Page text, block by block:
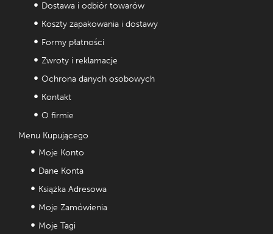
Dostawa i odbiór towarów
Koszty zapakowania i dostawy
Formy płatności
Zwroty i reklamacje
Ochrona danych osobowych
Kontakt
O firmie
Menu Kupującego
Moje Konto
Dane Konta
Książka Adresowa
Moje Zamówienia
Moje Tagi